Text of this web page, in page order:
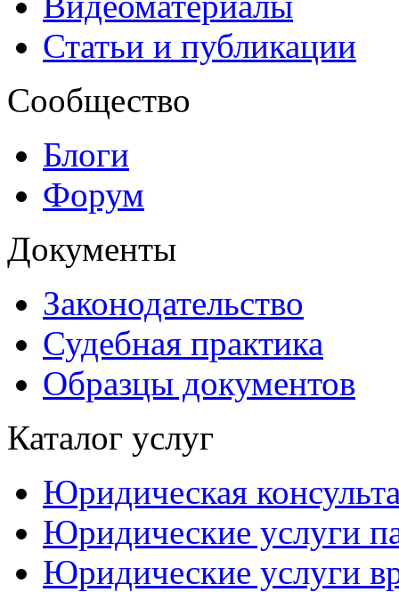
Статьи и публикации
Сообщество
Блоги
Форум
Документы
Законодательство
Судебная практика
Образцы документов
Каталог услуг
Юридическая
Юридические услуги
Юридические услуги